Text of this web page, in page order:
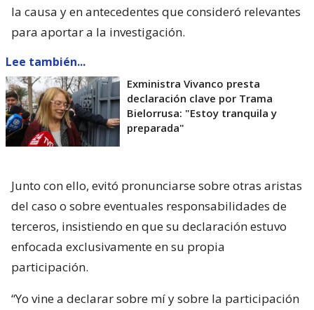
la causa y en antecedentes que consideró relevantes
para aportar a la investigación.
Lee también...
Exministra Vivanco presta
declaración clave por Trama
Bielorrusa: "Estoy tranquila y
preparada"
Junto con ello, evitó pronunciarse sobre otras aristas
del caso o sobre eventuales responsabilidades de
terceros, insistiendo en que su declaración estuvo
enfocada exclusivamente en su propia
participación.
“Yo vine a declarar sobre mí y sobre la participación